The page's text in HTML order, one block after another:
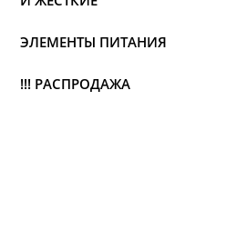
ЭЛЕМЕНТЫ ПИТАНИЯ
!!! РАСПРОДАЖА